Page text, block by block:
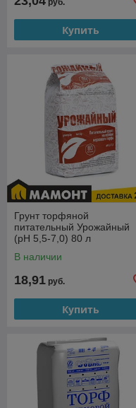
руб.
Купить
Грунт торфяной
питательный Урожайный
(pH 5,5-7,0) 80 л
В наличии
18,91 руб.
Купить